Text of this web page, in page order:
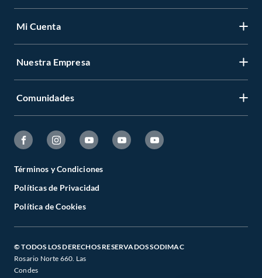
Mi Cuenta
Nuestra Empresa
Comunidades
Términos y Condiciones
Políticas de Privacidad
Política de Cookies
© TODOS LOS DERECHOS RESERVADOS SODIMAC
Rosario Norte 660. Las
Condes